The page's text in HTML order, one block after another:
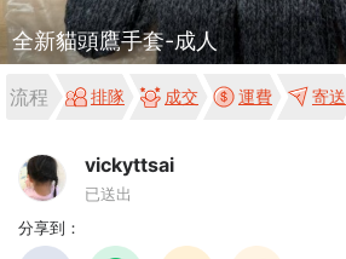
全新貓頭鷹手套-成人
流程 排隊 成交 運費 寄送
vickyttsai
已送出
分享到：